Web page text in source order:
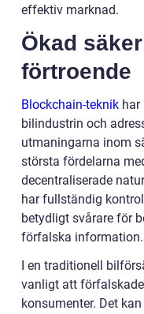
effektiv marknad.
Ökad
förtroende
Blockchain-teknik
bilindustrin och
utmaningarna inom
största fördelarna
decentraliserade
har fullständig
betydligt svårare för
förfalska information.
I en traditionell
vanligt att
konsumenter. Det